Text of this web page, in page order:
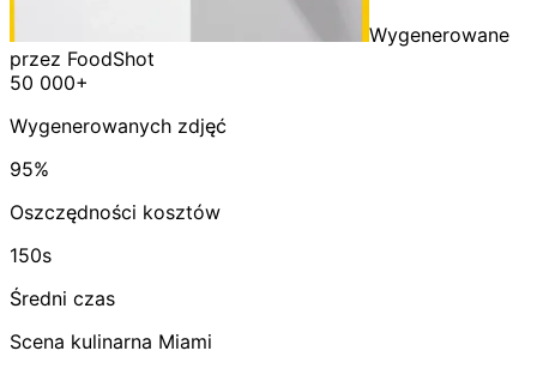
Wygenerowane
przez FoodShot
50 000+
Wygenerowanych zdjęć
95%
Oszczędności kosztów
150s
Średni czas
Scena kulinarna Miami